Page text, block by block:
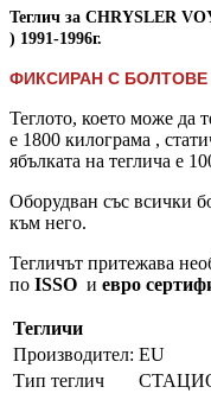
Теглич за CHRYSLER
) 1991-1996г.
ФИКСИРАН С БОЛТОВЕ /
Теглото, което може да
е 1800 килограма ,
ябълката на теглича е
Оборудван със всички
към него.
Тегличът притежава
по ISSO и евро
Тегличи
Производител: EU
Тип теглич